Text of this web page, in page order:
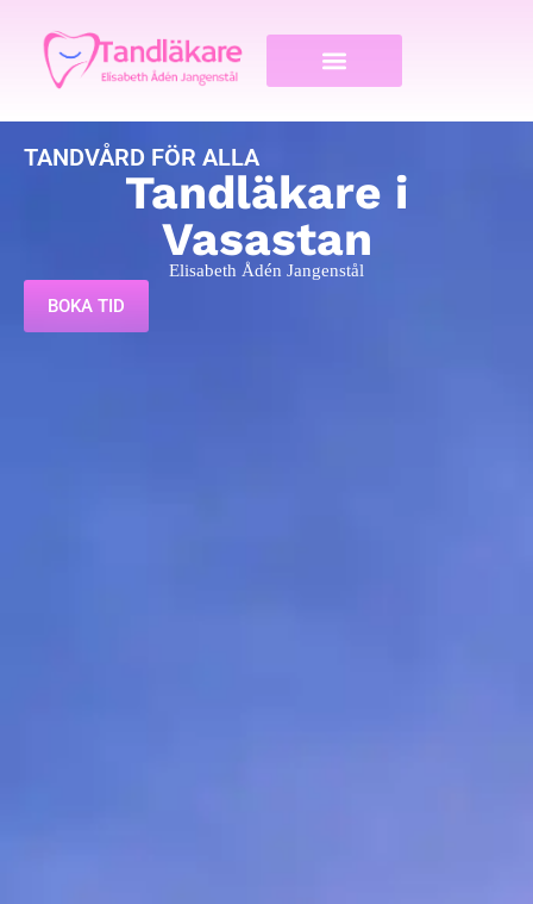
TANDVÅRD FÖR ALLA
Tandläkare i
Vasastan
Elisabeth Ådén Jangenstål
BOKA TID